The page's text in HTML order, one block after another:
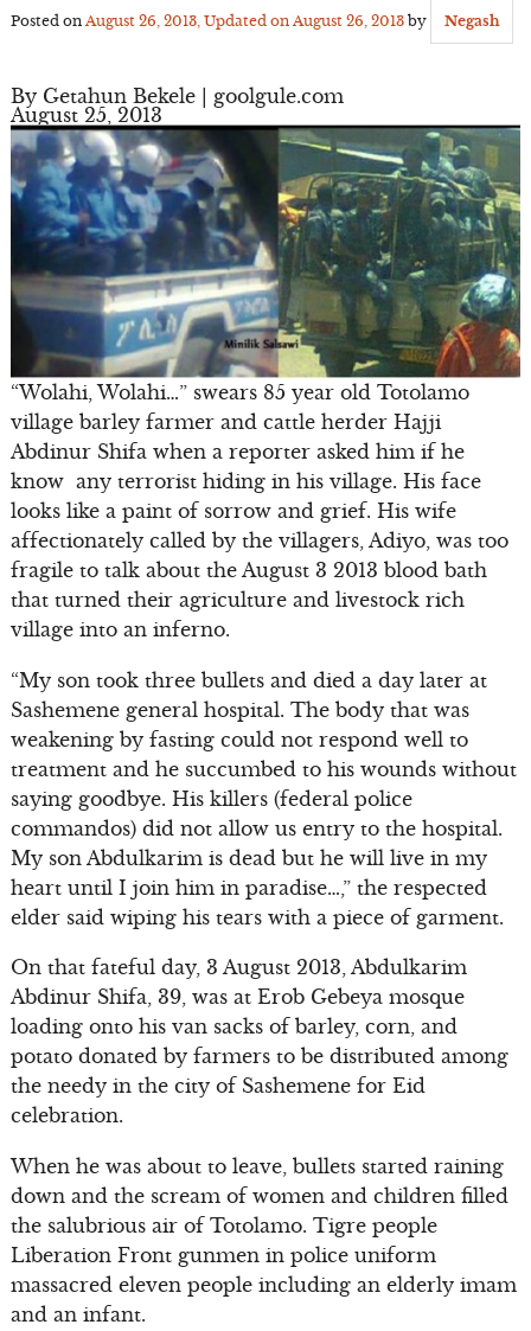
Posted on August 26, 2013, Updated on August 26, 2013by Negash
By Getahun Bekele | goolgule.com
August 25, 2013
“Wolahi, Wolahi…” swears 85 year old Totolamo
village barley farmer and cattle herder Hajji
Abdinur Shifa when a reporter asked him if he
know any terrorist hiding in his village. His face
looks like a paint of sorrow and grief. His wife
affectionately called by the villagers, Adiyo, was too
fragile to talk about the August 3 2013 blood bath
that turned their agriculture and livestock rich
village into an inferno.
“My son took three bullets and died a day later at
Sashemene general hospital. The body that was
weakening by fasting could not respond well to
treatment and he succumbed to his wounds without
saying goodbye. His killers (federal police
commandos) did not allow us entry to the hospital.
My son Abdulkarim is dead but he will live in my
heart until I join him in paradise…,” the respected
elder said wiping his tears with a piece of garment.
On that fateful day, 3 August 2013, Abdulkarim
Abdinur Shifa, 39, was at Erob Gebeya mosque
loading onto his van sacks of barley, corn, and
potato donated by farmers to be distributed among
the needy in the city of Sashemene for Eid
celebration.
When he was about to leave, bullets started raining
down and the scream of women and children filled
the salubrious air of Totolamo. Tigre people
Liberation Front gunmen in police uniform
massacred eleven people including an elderly imam
and an infant.